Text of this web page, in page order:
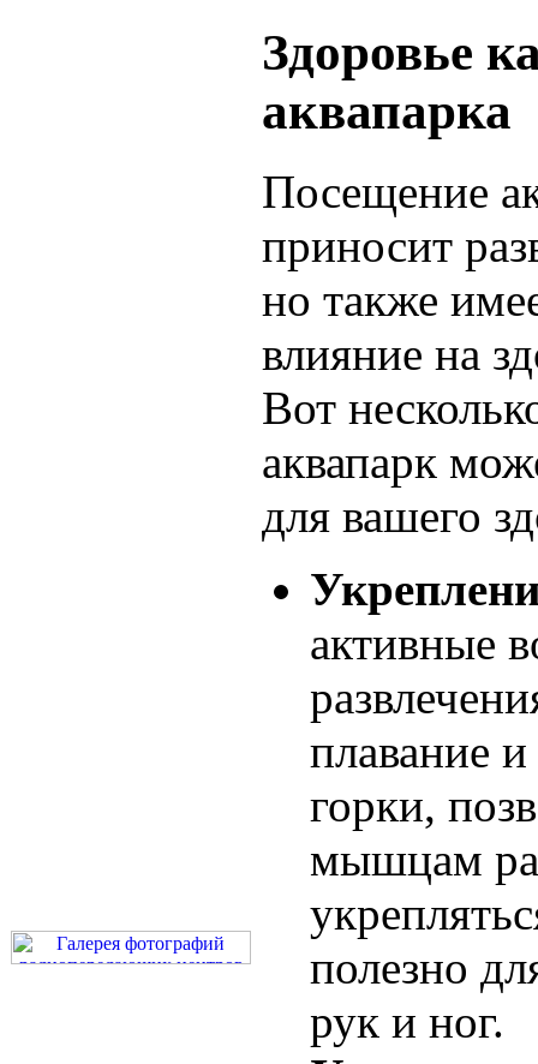
Здоровье
аквапарка
Посещение
приносит
но также
влияние на
Вот
аквапарк
для вашего
активные
плавание
горки,
мышцам
полезно
рук и ног.